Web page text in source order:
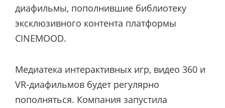
диафильмы, пополнившие библиотеку
эксклюзивного контента платформы
CINEMOOD.
Медиатека интерактивных игр, видео 360 и
VR-диафильмов будет регулярно
пополняться. Компания запустила